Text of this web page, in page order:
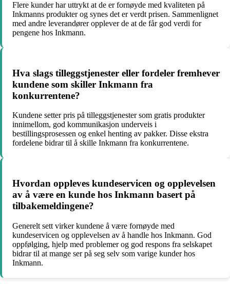
Flere kunder har uttrykt at de er fornøyde med kvaliteten på
Inkmanns produkter og synes det er verdt prisen. Sammenlignet
med andre leverandører opplever de at de får god verdi for
pengene hos Inkmann.
Hva slags tilleggstjenester eller fordeler fremhever
kundene som skiller Inkmann fra
konkurrentene?
Kundene setter pris på tilleggstjenester som gratis produkter
innimellom, god kommunikasjon underveis i
bestillingsprosessen og enkel henting av pakker. Disse ekstra
fordelene bidrar til å skille Inkmann fra konkurrentene.
Hvordan oppleves kundeservicen og opplevelsen
av å være en kunde hos Inkmann basert på
tilbakemeldingene?
Generelt sett virker kundene å være fornøyde med
kundeservicen og opplevelsen av å handle hos Inkmann. God
oppfølging, hjelp med problemer og god respons fra selskapet
bidrar til at mange ser på seg selv som varige kunder hos
Inkmann.